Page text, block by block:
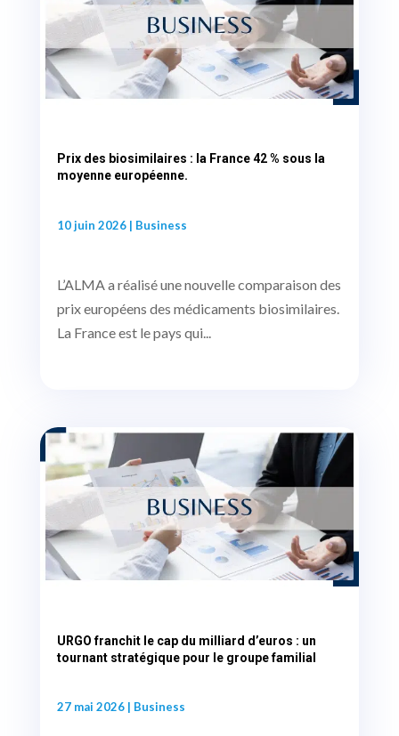
Prix des biosimilaires : la France 42 % sous la
moyenne européenne.
10 juin 2026| Business
L’ALMA a réalisé une nouvelle comparaison des
prix européens des médicaments biosimilaires.
La France est le pays qui...
URGO franchit le cap du milliard d’euros : un
tournant stratégique pour le groupe familial
27 mai 2026| Business